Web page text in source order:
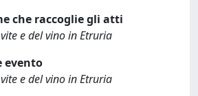
che raccoglie gli atti
e del vino in Etruria
evento
e del vino in Etruria